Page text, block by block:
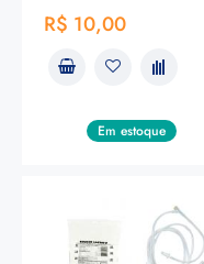
R$ 10,00
Em estoque